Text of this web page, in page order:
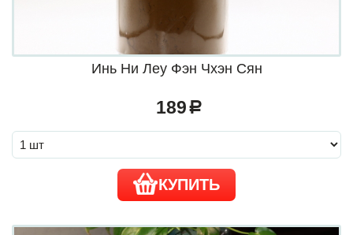
Инь Ни Леу Фэн Чхэн Сян
189 a
КУПИТЬ